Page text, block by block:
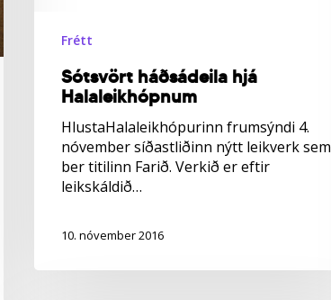
Frétt
Sótsvört háðsádeila hjá
Halaleikhópnum
HlustaHalaleikhópurinn frumsýndi 4.
nóvember síðastliðinn nýtt leikverk sem
ber titilinn Farið. Verkið er eftir
leikskáldið…
10. nóvember 2016